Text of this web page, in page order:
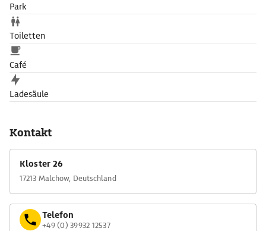
Park
Toiletten
Café
Ladesäule
Kontakt
Kloster 26
17213 Malchow, Deutschland
Telefon
+49 (0) 39932 12537